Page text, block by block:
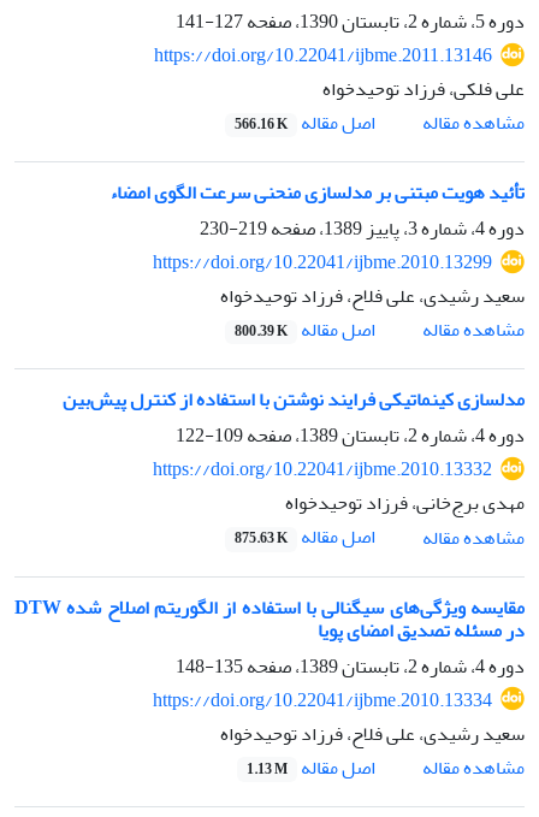
دوره 5، شماره 2، تابستان 1390، صفحه
127-141
https://doi.org/10.22041/ijbme.2011.13146
علی فلکی، فرزاد توحیدخواه
مشاهده مقاله
اصل مقاله 566.16 K
تأئید هویت مبتنی بر مدلسازی منحنی سرعت الگوی امضاء
دوره 4، شماره 3، پاییز 1389، صفحه
219-230
https://doi.org/10.22041/ijbme.2010.13299
سعید رشیدی، علی فلاح، فرزاد توحیدخواه
مشاهده مقاله
اصل مقاله 800.39 K
مدلسازی کینماتیکی فرایند نوشتن با استفاده از کنترل پیش‌بین
دوره 4، شماره 2، تابستان 1389، صفحه
109-122
https://doi.org/10.22041/ijbme.2010.13332
مهدی برج‌خانی، فرزاد توحیدخواه
مشاهده مقاله
اصل مقاله 875.63 K
مقایسه ویژگی‌های سیگنالی با استفاده از الگوریتم اصلاح شده DTW
در مسئله تصدیق امضای پویا
دوره 4، شماره 2، تابستان 1389، صفحه
135-148
https://doi.org/10.22041/ijbme.2010.13334
سعید رشیدی، علی فلاح، فرزاد توحیدخواه
مشاهده مقاله
اصل مقاله 1.13 M